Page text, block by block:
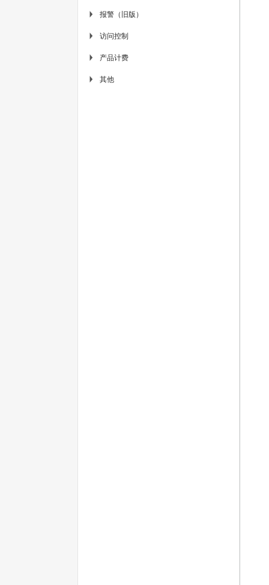
▶ 报警（旧版）
▶ 访问控制
▶ 产品计费
▶ 其他